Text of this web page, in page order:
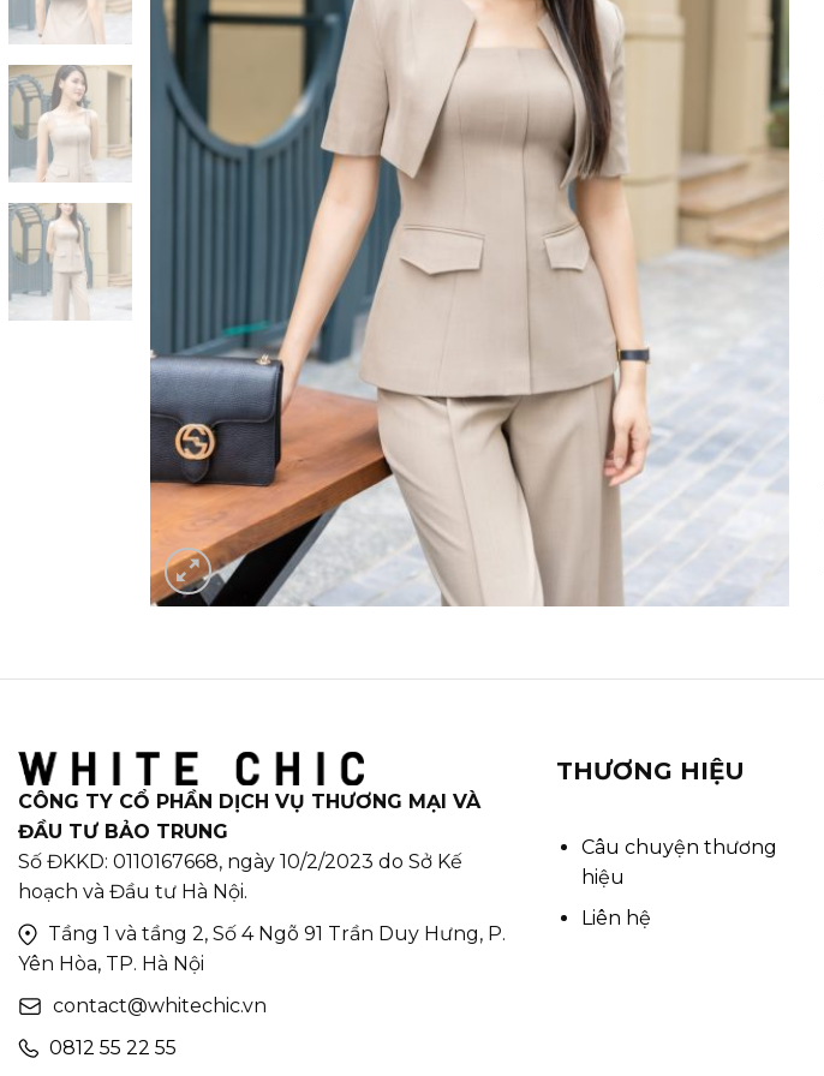
CÔNG TY CỔ PHẦN DỊCH VỤ THƯƠNG MẠI VÀ
ĐẦU TƯ BẢO TRUNG
Số ĐKKD: 0110167668, ngày 10/2/2023 do Sở Kế
hoạch và Đầu tư Hà Nội.
Tầng 1 và tầng 2, Số 4 Ngõ 91 Trần Duy Hưng, P.
Yên Hòa, TP. Hà Nội
contact@whitechic.vn
0812 55 22 55
THƯƠNG HIỆU
Câu chuyện thương
hiệu
Liên hệ